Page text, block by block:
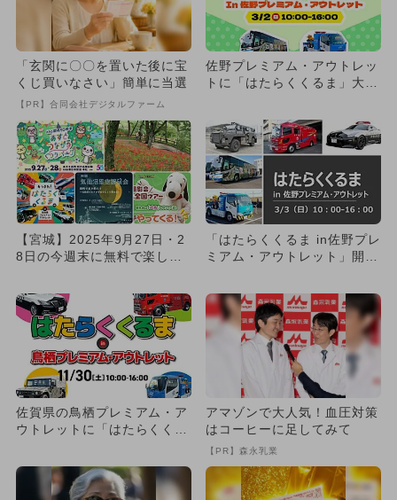
「玄関に〇〇を置いた後に宝
くじ買いなさい」簡単に当選
【PR】合同会社デジタルファーム
佐野プレミアム・アウトレッ
トに「はたらくくるま」大集
【宮城】2025年9月27日・2
8日の今週末に無料で楽しめ
「はたらくくるま in佐野プレ
ミアム・アウトレット」開
佐賀県の鳥栖プレミアム・ア
ウトレットに「はたらくくる
アマゾンで大人気！血圧対策
はコーヒーに足してみて
【PR】森永乳業